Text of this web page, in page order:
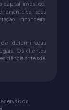
capital investido.
os riscos
financeira
determinadas
Os clientes
antes de